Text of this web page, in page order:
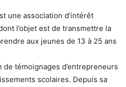
une association d’intérêt
l’objet est de transmettre la
aux jeunes de 13 à 25 ans
de témoignages d’entrepreneurs
scolaires. Depuis sa